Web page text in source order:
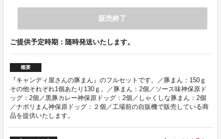
販売終了
ご提供予定時期：随時発送いたします。
概要
『キャンディ屋さんの豚まん』のフルセットです。／豚まん：150ｇ
その他それぞれ1個あたり130ｇ。／豚まん：2個／ソース味神保原ド
ッグ：2個／黒豚カレー神保原ドッグ：2個／しゃくしな豚まん：2個
／ナポリまん神保原ドッグ：２個／工場前の自販機で販売している商
品を提供いたします。